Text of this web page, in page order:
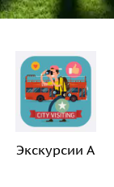
Экскурсии А